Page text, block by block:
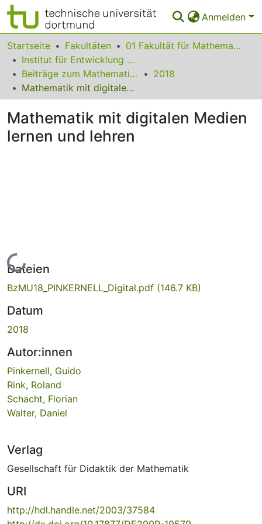
Anmelden
Bereiche & Sammlungen
Das gesamte Repositorium
Statistiken
FAQ
Leitlinien
Startseite Fakultäten
01 Fakultät für Mathematik
Institut für Entwicklung und Erforschung des Mathematikunterrichts
Beiträge zum Mathematikunterricht
2018
Mathematik mit digitalen Medien lernen und lehren
Mathematik mit digitalen Medien
lernen und lehren
Lade...
Dateien
BzMU18_PINKERNELL_Digital.pdf (146.7 KB)
Datum
2018
Autor:innen
Pinkernell, Guido
Rink, Roland
Schacht, Florian
Walter, Daniel
Verlag
Gesellschaft für Didaktik der Mathematik
URI
http://hdl.handle.net/2003/37584